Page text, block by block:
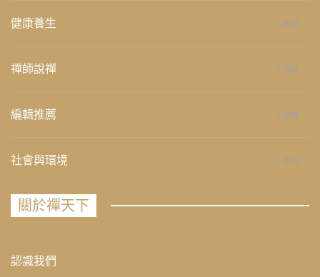
健康養生 276
禪師說禪 268
編輯推薦 236
社會與環境 235
關於禪天下
認識我們